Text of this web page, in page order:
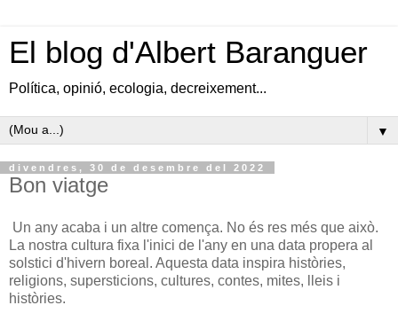
El blog d'Albert Baranguer
Política, opinió, ecologia, decreixement...
▼
divendres, 30 de desembre del 2022
Bon viatge
Un any acaba i un altre comença. No és res més que això.
La nostra cultura fixa l'inici de l'any en una data propera al
solstici d'hivern boreal. Aquesta data inspira històries,
religions, supersticions, cultures, contes, mites, lleis i
històries.